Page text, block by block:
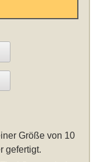
Größe von 10
gefertigt.